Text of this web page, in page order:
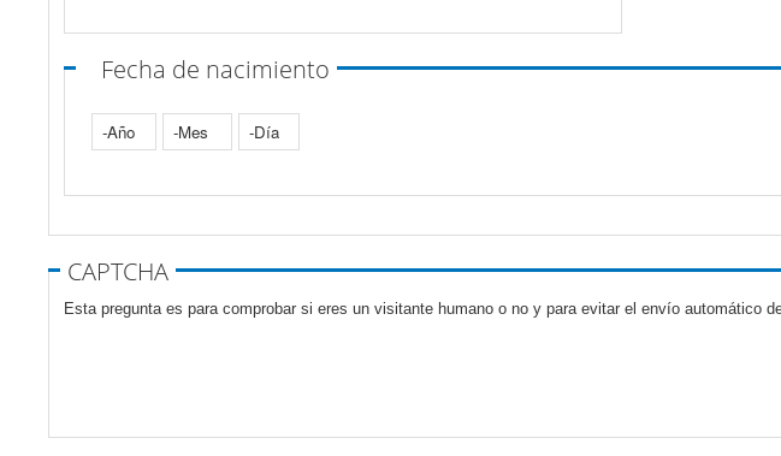
Fecha de nacimiento
Año
Mes Día
Pestañas verticales
CAPTCHA
Esta pregunta es para comprobar si eres un visitante humano o no y para evitar el envío automático